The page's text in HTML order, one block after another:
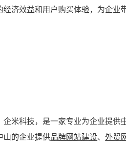
济效益和用户购买体验，为企业
企米科技，是一家专业为企业提供
山的企业提供品牌网站建设、外贸